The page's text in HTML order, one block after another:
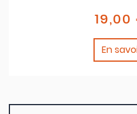
19,00
En